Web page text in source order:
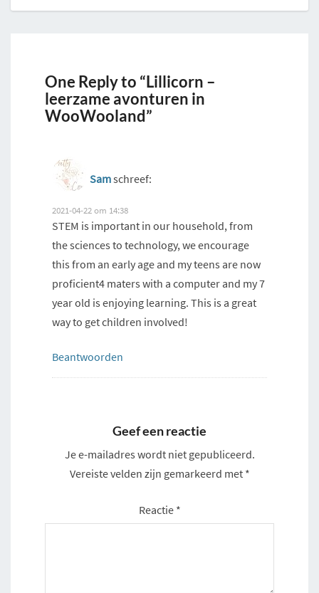
One Reply to “Lillicorn –
leerzame avonturen in
WooWooland”
Samschreef:
2021-04-22 om 14:38
STEM is important in our household, from
the sciences to technology, we encourage
this from an early age and my teens are now
proficient4 maters with a computer and my 7
year old is enjoying learning. This is a great
way to get children involved!
Beantwoorden
Geef een reactie
Je e-mailadres wordt niet gepubliceerd.
Vereiste velden zijn gemarkeerd met *
Reactie *